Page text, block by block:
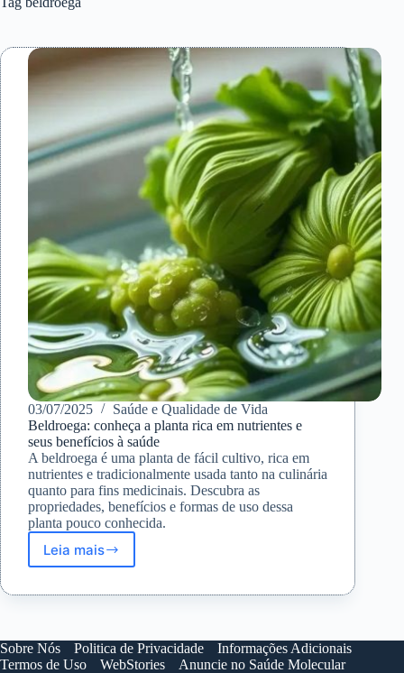
03/07/2025
Saúde e Qualidade de Vida
Beldroega: conheça a planta rica em nutrientes e
seus benefícios à saúde
A beldroega é uma planta de fácil cultivo, rica em
nutrientes e tradicionalmente usada tanto na culinária
quanto para fins medicinais. Descubra as
propriedades, benefícios e formas de uso dessa
planta pouco conhecida.
Leia maisBeldroega:
a
em
nutrientes
Sobre Nós Politica de Privacidade
Informações Adicionais
Termos de Uso
WebStories Anuncie no Saúde Molecular